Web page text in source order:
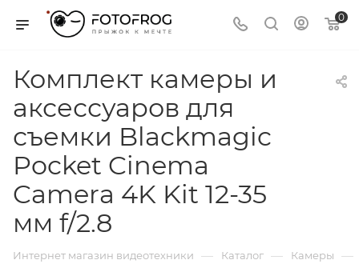
0
Комплект камеры и
аксессуаров для
съемки Blackmagic
Pocket Cinema
Camera 4K Kit 12-35
мм f/2.8
Интернет магазин видеотехники — Каталог — Камеры —